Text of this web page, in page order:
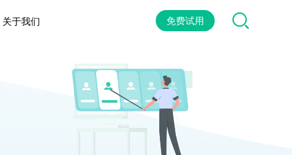
关于我们 免费试用